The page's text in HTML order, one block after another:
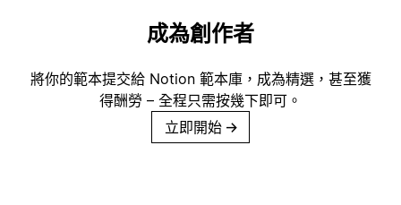
成為創作者
將你的範本提交給 Notion 範本庫，成為精選，甚至獲
得酬勞 – 全程只需按幾下即可。
立即開始 →